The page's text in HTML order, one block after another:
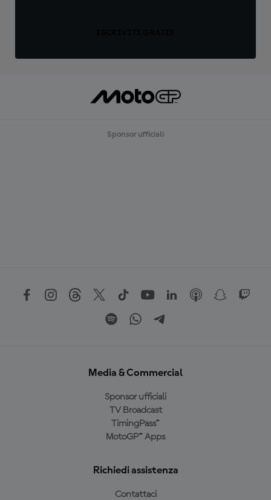
Sponsor ufficiali
Media & Commercial
Sponsor ufficiali
TV Broadcast
TimingPass™
MotoGP™ Apps
Richiedi assistenza
Contattaci